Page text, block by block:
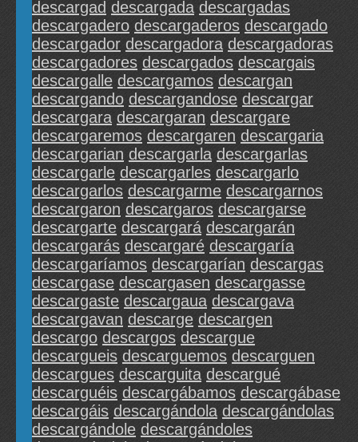
descargad descargada descargadas
descargadero descargaderos descargado
descargador descargadora descargadoras
descargadores descargados descargais
descargalle descargamos descargan
descargando descargandose descargar
descargara descargaran descargare
descargaremos descargaren descargaria
descargarian descargarla descargarlas
descargarle descargarles descargarlo
descargarlos descargarme descargarnos
descargaron descargaros descargarse
descargarte descargará descargarán
descargarás descargaré descargaría
descargaríamos descargarían descargas
descargase descargasen descargasse
descargaste descargaua descargava
descargavan descarge descargen
descargo descargos descargue
descargueis descarguemos descarguen
descargues descarguita descargué
descarguéis descargábamos descargábase
descargáis descargándola descargándolas
descargándole descargándoles